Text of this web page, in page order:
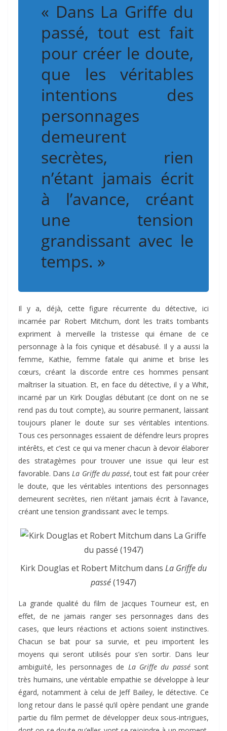
« Dans La Griffe du
passé, tout est fait
pour créer le doute,
que les véritables
intentions des
personnages
demeurent
secrètes, rien
n’étant jamais écrit
à l’avance, créant
une tension
grandissant avec le
temps. »
Il y a, déjà, cette figure récurrente du détective, ici
incarnée par Robert Mitchum, dont les traits tombants
expriment à merveille la tristesse qui émane de ce
personnage à la fois cynique et désabusé. Il y a aussi la
femme, Kathie, femme fatale qui anime et brise les
cœurs, créant la discorde entre ces hommes pensant
maîtriser la situation. Et, en face du détective, il y a Whit,
incarné par un Kirk Douglas débutant (ce dont on ne se
rend pas du tout compte), au sourire permanent, laissant
toujours planer le doute sur ses véritables intentions.
Tous ces personnages essaient de défendre leurs propres
intérêts, et c’est ce qui va mener chacun à devoir élaborer
des stratagèmes pour trouver une issue qui leur est
favorable. DansLa Griffe du passé, tout est fait pour créer
le doute, que les véritables intentions des personnages
demeurent secrètes, rien n’étant jamais écrit à l’avance,
créant une tension grandissant avec le temps.
Kirk Douglas et Robert Mitchum dans La Griffe du
passé(1947)
La grande qualité du film de Jacques Tourneur est, en
effet, de ne jamais ranger ses personnages dans des
cases, que leurs réactions et actions soient instinctives.
Chacun se bat pour sa survie, et peu importent les
moyens qui seront utilisés pour s’en sortir. Dans leur
ambiguïté, les personnages de La Griffe du passésont
très humains, une véritable empathie se développe à leur
égard, notamment à celui de Jeff Bailey, le détective. Ce
long retour dans le passé qu’il opère pendant une grande
partie du film permet de développer deux sous-intrigues,